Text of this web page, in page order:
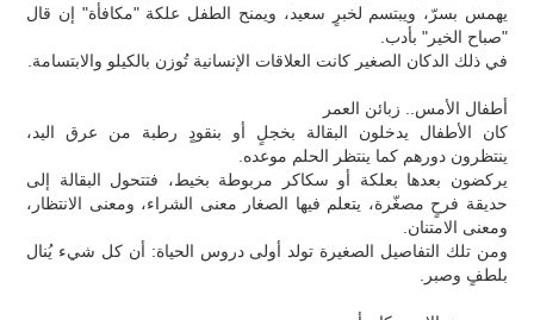
يهمس بسرّ، ويبتسم لخبرٍ سعيد، ويمنح الطفل علكة "مكافأة" إن قال
"صباح الخير" بأدب.
في ذلك الدكان الصغير كانت العلاقات الإنسانية تُوزن بالكيلو والابتسامة.
أطفال الأمس.. زبائن العمر
كان الأطفال يدخلون البقالة بخجلٍ أو بنقودٍ رطبة من عرق اليد،
ينتظرون دورهم كما ينتظر الحلم موعده.
يركضون بعدها بعلكة أو سكاكر مربوطة بخيط، فتتحول البقالة إلى
حديقة فرحٍ مصغّرة، يتعلم فيها الصغار معنى الشراء، ومعنى الانتظار،
ومعنى الامتنان.
ومن تلك التفاصيل الصغيرة تولد أولى دروس الحياة: أن كل شيء يُنال
بلطفٍ وصبر.